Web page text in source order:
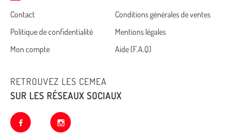
Cemea
footer
Contact
Conditions générales de ventes
Politique de confidentialité
Mentions légales
Mon compte
Aide (F.A.Q)
RETROUVEZ LES CEMEA
SUR LES RÉSEAUX SOCIAUX
facebook instagram